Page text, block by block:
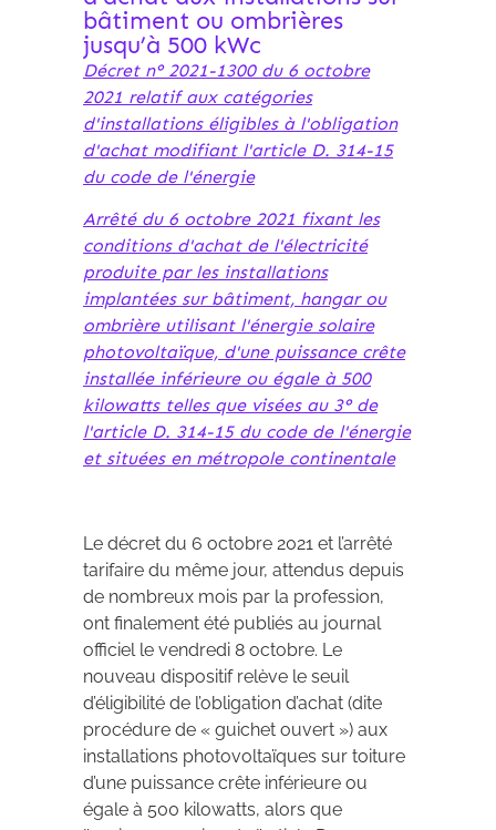
bâtiment ou ombrières
jusqu’à 500 kWc
Décret n° 2021-1300 du 6 octobre
2021 relatif aux catégories
d'installations éligibles à l'obligation
d'achat modifiant l'article D. 314-15
du code de l'énergie
Arrêté du 6 octobre 2021 fixant les
conditions d'achat de l'électricité
produite par les installations
implantées sur bâtiment, hangar ou
ombrière utilisant l'énergie solaire
photovoltaïque, d'une puissance crête
installée inférieure ou égale à 500
kilowatts telles que visées au 3° de
l'article D. 314-15 du code de l'énergie
et situées en métropole continentale
Le décret du 6 octobre 2021 et l’arrêté
tarifaire du même jour, attendus depuis
de nombreux mois par la profession,
ont finalement été publiés au journal
officiel le vendredi 8 octobre. Le
nouveau dispositif relève le seuil
d’éligibilité de l’obligation d’achat (dite
procédure de « guichet ouvert ») aux
installations photovoltaïques sur toiture
d’une puissance crête inférieure ou
égale à 500 kilowatts, alors que